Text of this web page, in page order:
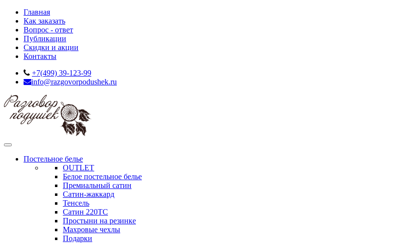
Главная
Как заказать
Вопрос - ответ
Публикации
Скидки и акции
Контакты
+7(499) 39-123-99
info@razgovorpodushek.ru
Постельное белье
OUTLET
Белое постельное белье
Премиальный сатин
Сатин-жаккард
Тенсель
Сатин 220ТС
Простыни на резинке
Махровые чехлы
Подарки